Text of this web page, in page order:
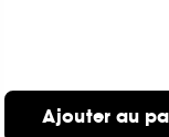
Ajouter au